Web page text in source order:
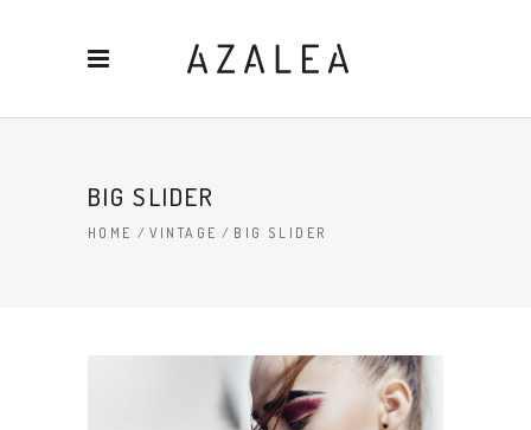
BIG SLIDER
HOME / VINTAGE / BIG SLIDER